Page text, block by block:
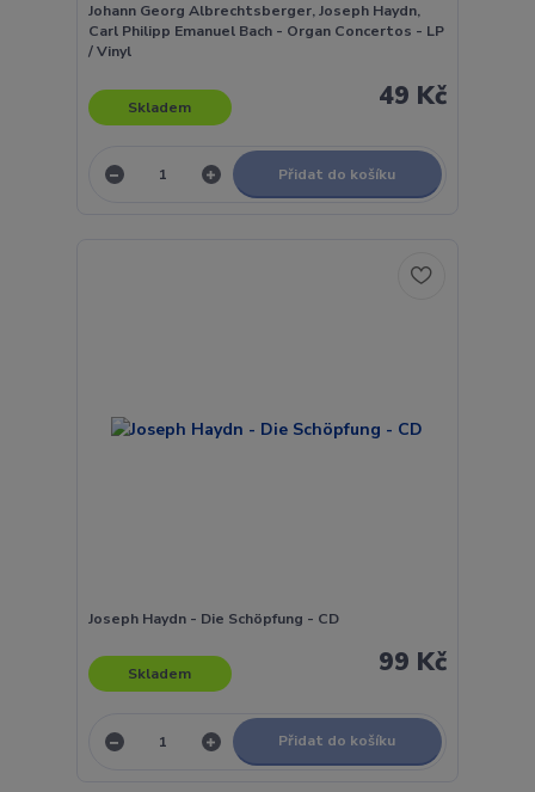
Johann Georg Albrechtsberger, Joseph Haydn,
Carl Philipp Emanuel Bach - Organ Concertos - LP
/ Vinyl
49 Kč
Skladem
Přidat do košíku
Joseph Haydn - Die Schöpfung - CD
99 Kč
Skladem
Přidat do košíku